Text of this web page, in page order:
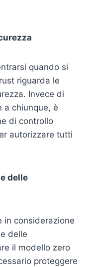
quando si
riguarda le
Invece di
a chiunque, è
di controllo
autorizzare tutti
delle
in considerazione
delle
il modello zero
proteggere